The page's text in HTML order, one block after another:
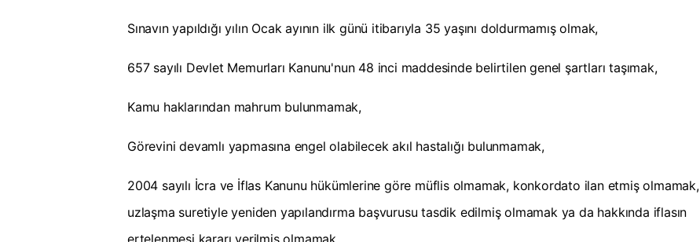
Sınavın yapıldığı yılın Ocak ayının ilk günü itibarıyla 35 yaşını doldurmamış olmak,
657 sayılı Devlet Memurları Kanunu'nun 48 inci maddesinde belirtilen genel şartları taşımak,
Kamu haklarından mahrum bulunmamak,
Görevini devamlı yapmasına engel olabilecek akıl hastalığı bulunmamak,
2004 sayılı İcra ve İflas Kanunu hükümlerine göre müflis olmamak, konkordato ilan etmiş olmamak,
uzlaşma suretiyle yeniden yapılandırma başvurusu tasdik edilmiş olmamak ya da hakkında iflasın